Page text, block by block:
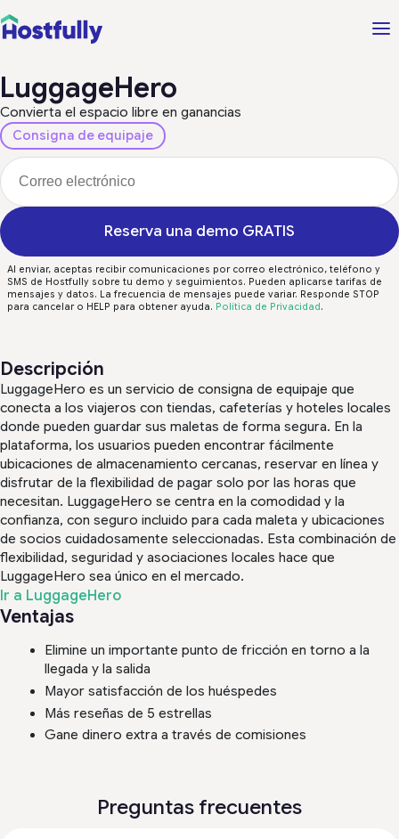
LuggageHero
Convierta el espacio libre en ganancias
Consigna de equipaje
Reserva una demo GRATIS
Al enviar, aceptas recibir comunicaciones por correo electrónico, teléfono y
SMS de Hostfully sobre tu demo y seguimientos. Pueden aplicarse tarifas de
mensajes y datos. La frecuencia de mensajes puede variar. Responde STOP
para cancelar o HELP para obtener ayuda. Política de Privacidad.
Descripción
LuggageHero es un servicio de consigna de equipaje que
conecta a los viajeros con tiendas, cafeterías y hoteles locales
donde pueden guardar sus maletas de forma segura. En la
plataforma, los usuarios pueden encontrar fácilmente
ubicaciones de almacenamiento cercanas, reservar en línea y
disfrutar de la flexibilidad de pagar solo por las horas que
necesitan. LuggageHero se centra en la comodidad y la
confianza, con seguro incluido para cada maleta y ubicaciones
de socios cuidadosamente seleccionadas. Esta combinación de
flexibilidad, seguridad y asociaciones locales hace que
LuggageHero sea único en el mercado.
Ir a LuggageHero
Ventajas
Elimine un importante punto de fricción en torno a la
llegada y la salida
Mayor satisfacción de los huéspedes
Más reseñas de 5 estrellas
Gane dinero extra a través de comisiones
Preguntas frecuentes